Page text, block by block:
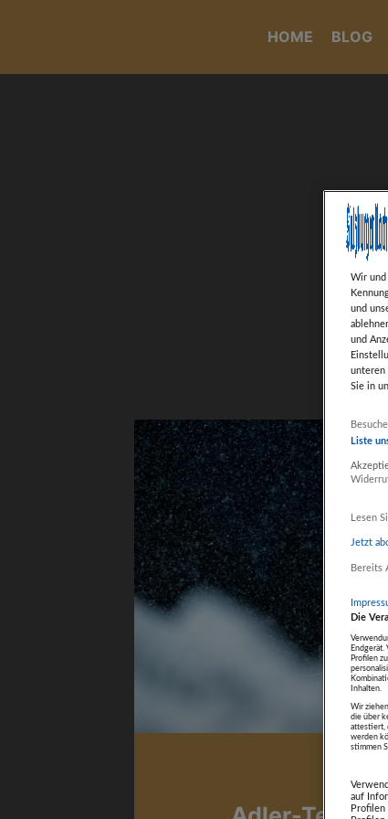
HOME BLOG
20.
Wir und
und
und
unteren
Sie in
Liste
Lesen
Jetzt
Bereits
Die
Endgerät.
Profilen
Inhalten.
Wir
die über
attestiert,
werden
stimmen
auf